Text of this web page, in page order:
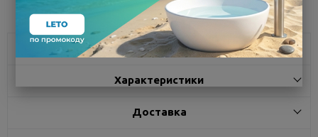
Описание
Характеристики
Доставка